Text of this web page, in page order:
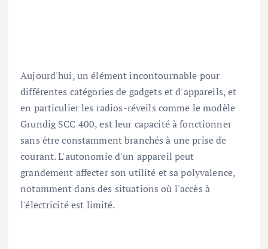
Aujourd'hui, un élément incontournable pour
différentes catégories de gadgets et d'appareils, et
en particulier les radios-réveils comme le modèle
Grundig SCC 400, est leur capacité à fonctionner
sans être constamment branchés à une prise de
courant. L'autonomie d'un appareil peut
grandement affecter son utilité et sa polyvalence,
notamment dans des situations où l'accès à
l'électricité est limité.